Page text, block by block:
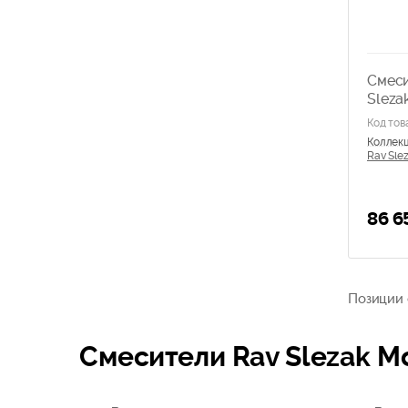
Код
Rav
86
Позиции
Смесители Rav Slezak